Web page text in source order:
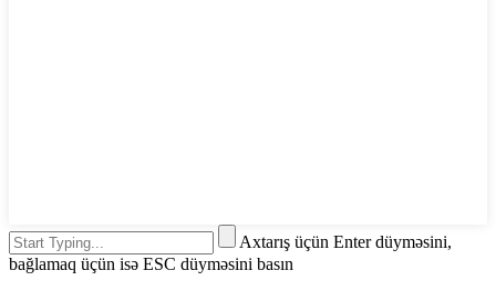
Axtarış üçün Enter düyməsini,
bağlamaq üçün isə ESC düyməsini basın